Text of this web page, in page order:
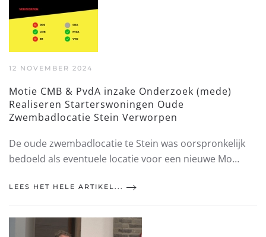
12 NOVEMBER 2024
Motie CMB & PvdA inzake Onderzoek (mede)
Realiseren Starterswoningen Oude
Zwembadlocatie Stein Verworpen
De oude zwembadlocatie te Stein was oorspronkelijk
bedoeld als eventuele locatie voor een nieuwe Mo…
LEES HET HELE ARTIKEL...